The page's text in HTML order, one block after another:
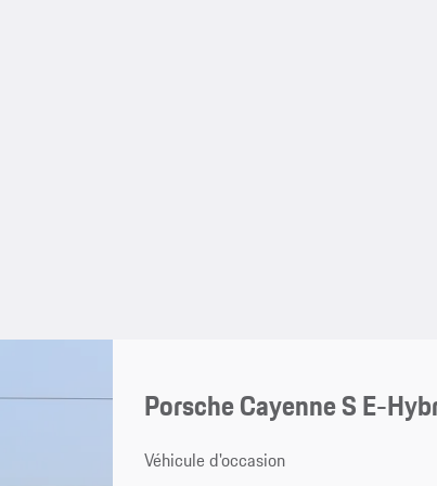
Porsche Cayenne S E-
Véhicule d'occasion